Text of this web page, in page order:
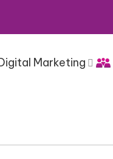
Marketing